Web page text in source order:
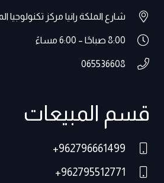
شارع الملكة رانيا مركز تكنولوجيا
8:00 صباحًا – 6:00 مساءً
065536608
قسم المبيعات
962796661499+
962795512771+